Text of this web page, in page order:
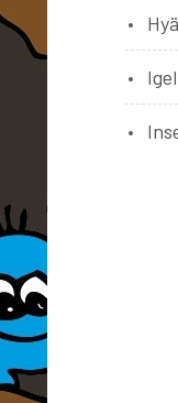
Igel